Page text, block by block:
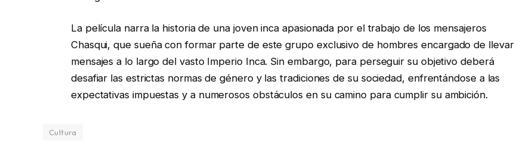
La película narra la historia de una joven inca apasionada por el trabajo de los mensajeros
Chasqui, que sueña con formar parte de este grupo exclusivo de hombres encargado de llevar
mensajes a lo largo del vasto Imperio Inca. Sin embargo, para perseguir su objetivo deberá
desafiar las estrictas normas de género y las tradiciones de su sociedad, enfrentándose a las
expectativas impuestas y a numerosos obstáculos en su camino para cumplir su ambición.
Cultura